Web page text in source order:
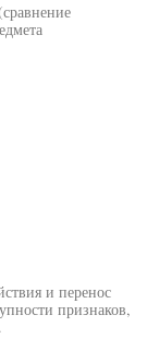
и перенос
признаков,